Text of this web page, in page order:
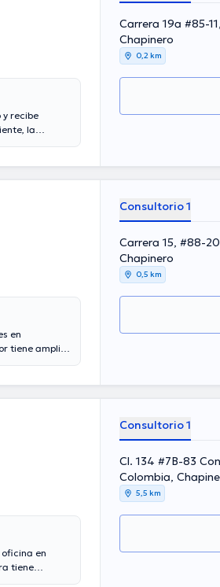
recibe
la
Carrera 19a #85-
Chapinero
0,2 km
en
tiene amplios
es el
Consultorio 1
Carrera 15, #88-
Chapinero
0,5 km
en
tiene
Consultorio 1
Cl. 134 #7B-83
Colombia,
5,5 km